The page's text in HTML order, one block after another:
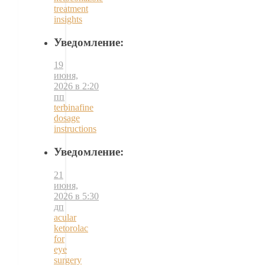
treatment
insights
Уведомление:
19
июня,
2026 в 2:20
пп
terbinafine
dosage
instructions
Уведомление:
21
июня,
2026 в 5:30
дп
acular
ketorolac
for
eye
surgery